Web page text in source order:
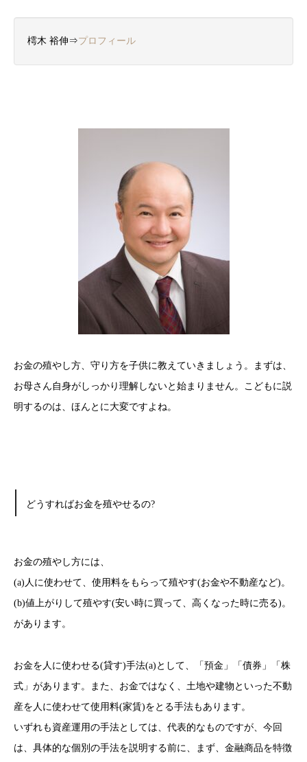
樗木 裕伸⇒プロフィール
お金の殖やし方、守り方を子供に教えていきましょう。まずは、
お母さん自身がしっかり理解しないと始まりません。こどもに説
明するのは、ほんとに大変ですよね。
どうすればお金を殖やせるの?
お金の殖やし方には、
(a)人に使わせて、使用料をもらって殖やす(お金や不動産など)。
(b)値上がりして殖やす(安い時に買って、高くなった時に売る)。
があります。
お金を人に使わせる(貸す)手法(a)として、「預金」「債券」「株
式」があります。また、お金ではなく、土地や建物といった不動
産を人に使わせて使用料(家賃)をとる手法もあります。
いずれも資産運用の手法としては、代表的なものですが、今回
は、具体的な個別の手法を説明する前に、まず、金融商品を特徴